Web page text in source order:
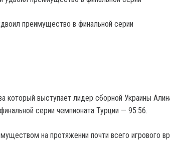
преимущество в финальной серии
который выступает лидер сборной Украины
серии чемпионата Турции — 95:56.
на протяжении почти всего игрового